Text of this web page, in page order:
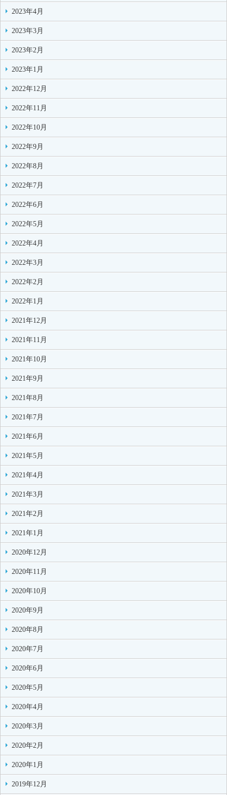
2023年4月
2023年3月
2023年2月
2023年1月
2022年12月
2022年11月
2022年10月
2022年9月
2022年8月
2022年7月
2022年6月
2022年5月
2022年4月
2022年3月
2022年2月
2022年1月
2021年12月
2021年11月
2021年10月
2021年9月
2021年8月
2021年7月
2021年6月
2021年5月
2021年4月
2021年3月
2021年2月
2021年1月
2020年12月
2020年11月
2020年10月
2020年9月
2020年8月
2020年7月
2020年6月
2020年5月
2020年4月
2020年3月
2020年2月
2020年1月
2019年12月